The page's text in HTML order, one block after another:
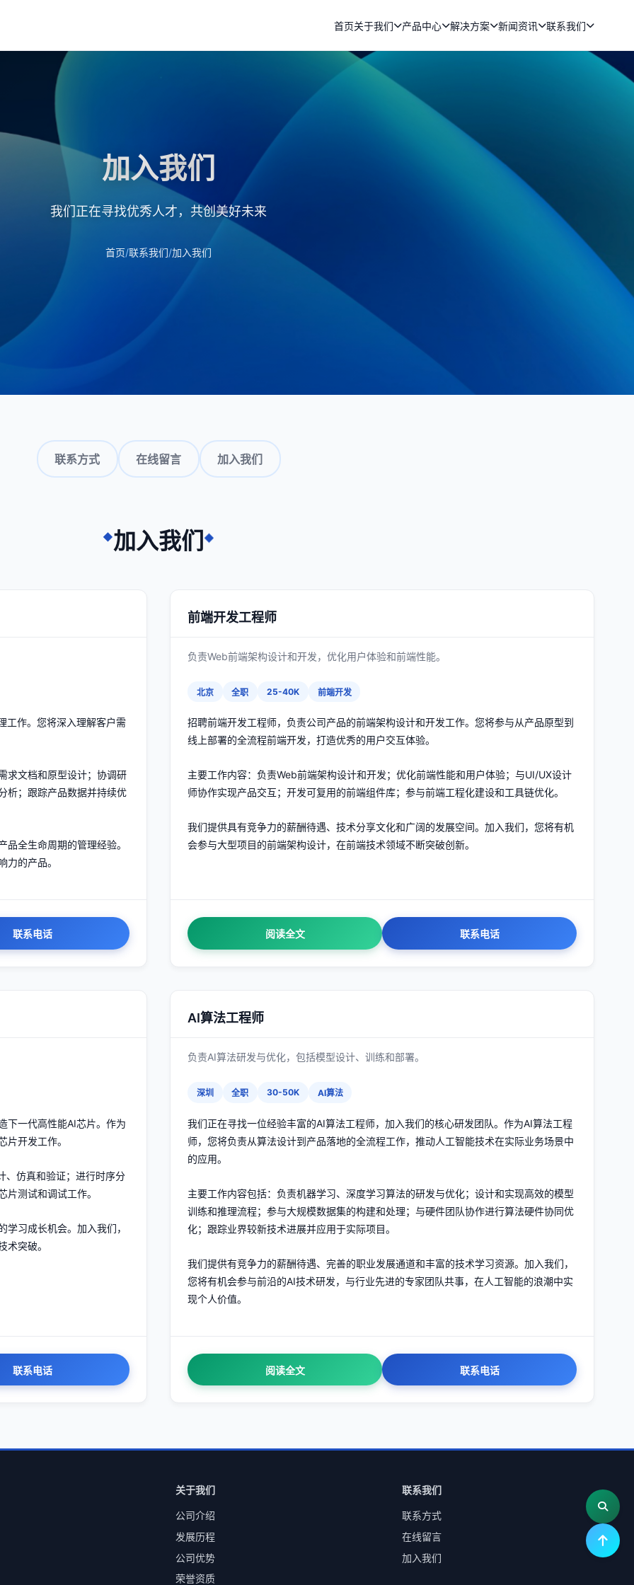
首页关于我们 产品中心 解决方案 新闻资讯 联系我们
加入我们
我们正在寻找优秀人才，共创美好未来
首页/联系我们/加入我们
联系方式 在线留言 加入我们
加入我们
工作。您将深入理解客户需
求文档和原型设计；协调研
析；跟踪产品数据并持续优
全生命周期的管理经验。
的产品。
联系电话
前端开发工程师
负责Web前端架构设计和开发，优化用户体验和前端性能。
北京 全职 25-40K 前端开发
招聘前端开发工程师，负责公司产品的前端架构设计和开发工作。您将参与从产品原型到
线上部署的全流程前端开发，打造优秀的用户交互体验。
主要工作内容：负责Web前端架构设计和开发；优化前端性能和用户体验；与UI/UX设计
师协作实现产品交互；开发可复用的前端组件库；参与前端工程化建设和工具链优化。
我们提供具有竞争力的薪酬待遇、技术分享文化和广阔的发展空间。加入我们，您将有机
会参与大型项目的前端架构设计，在前端技术领域不断突破创新。
阅读全文 联系电话
下一代高性能AI芯片。作为
开发工作。
、仿真和验证；进行时序分
测试和调试工作。
习成长机会。加入我们，
突破。
联系电话
AI算法工程师
负责AI算法研发与优化，包括模型设计、训练和部署。
深圳 全职 30-50K AI算法
我们正在寻找一位经验丰富的AI算法工程师，加入我们的核心研发团队。作为AI算法工程
师，您将负责从算法设计到产品落地的全流程工作，推动人工智能技术在实际业务场景中
的应用。
主要工作内容包括：负责机器学习、深度学习算法的研发与优化；设计和实现高效的模型
训练和推理流程；参与大规模数据集的构建和处理；与硬件团队协作进行算法硬件协同优
化；跟踪业界较新技术进展并应用于实际项目。
我们提供有竞争力的薪酬待遇、完善的职业发展通道和丰富的技术学习资源。加入我们，
您将有机会参与前沿的AI技术研发，与行业先进的专家团队共事，在人工智能的浪潮中实
现个人价值。
阅读全文 联系电话
关于我们
公司介绍
发展历程
公司优势
荣誉资质
联系我们
联系方式
在线留言
加入我们